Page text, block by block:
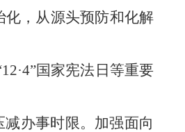
，从源头预防和化解
国家宪法日等重要
办事时限。加强面向